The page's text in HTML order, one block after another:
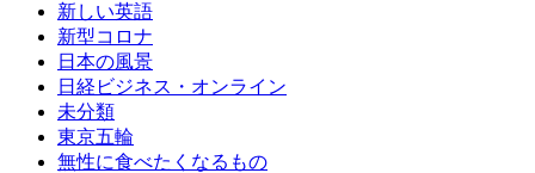
新しい英語
新型コロナ
日本の風景
日経ビジネス・オンライン
未分類
東京五輪
無性に食べたくなるもの